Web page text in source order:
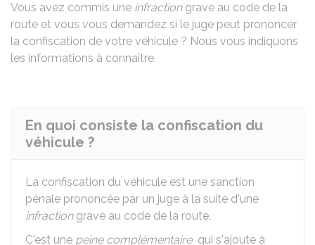
Vous avez commis une infractiongrave au code de la
route et vous vous demandez si le juge peut prononcer
la confiscation de votre véhicule ? Nous vous indiquons
les informations à connaître.
En quoi consiste la confiscation du
véhicule ?
La confiscation du véhicule est une sanction
pénale prononcée par un juge à la suite d'une
infractiongrave au code de la route.
C'est une peine complémentairequi s'ajoute à